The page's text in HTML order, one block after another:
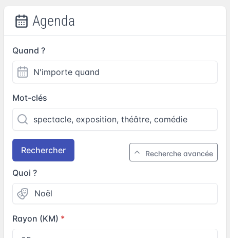
Agenda
Quand ?
Mot-clés
Rechercher Recherche avancée
Quoi ?
Rayon (KM)